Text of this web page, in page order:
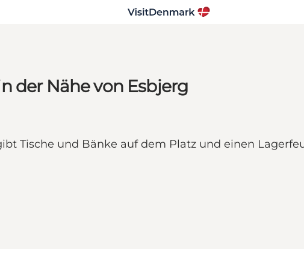
der Nähe von Esbjerg
Tische und Bänke auf dem Platz und einen